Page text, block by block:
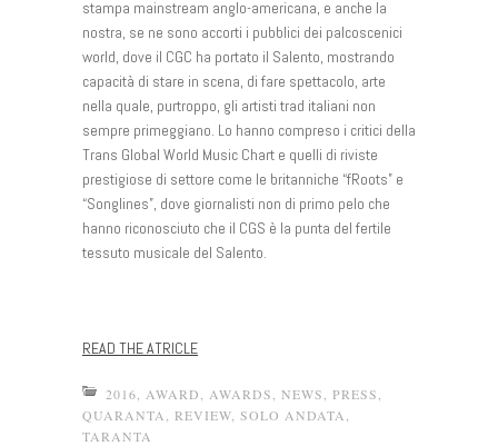
stampa mainstream anglo-americana, e anche la
nostra, se ne sono accorti i pubblici dei palcoscenici
world, dove il CGC ha portato il Salento, mostrando
capacità di stare in scena, di fare spettacolo, arte
nella quale, purtroppo, gli artisti trad italiani non
sempre primeggiano. Lo hanno compreso i critici della
Trans Global World Music Chart e quelli di riviste
prestigiose di settore come le britanniche “fRoots” e
“Songlines”, dove giornalisti non di primo pelo che
hanno riconosciuto che il CGS è la punta del fertile
tessuto musicale del Salento.
READ THE ATRICLE
2016 AWARD AWARDS NEWS PRESS
QUARANTA
REVIEW SOLO ANDATA
TARANTA